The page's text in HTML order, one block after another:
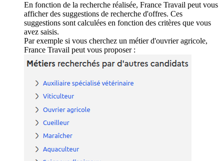
En fonction de la recherche réalisée, France Travail peut vous
afficher des suggestions de recherche d'offres. Ces
suggestions sont calculées en fonction des critères que vous
avez saisis.
Par exemple si vous cherchez un métier d'ouvrier agricole,
France Travail peut vous proposer :